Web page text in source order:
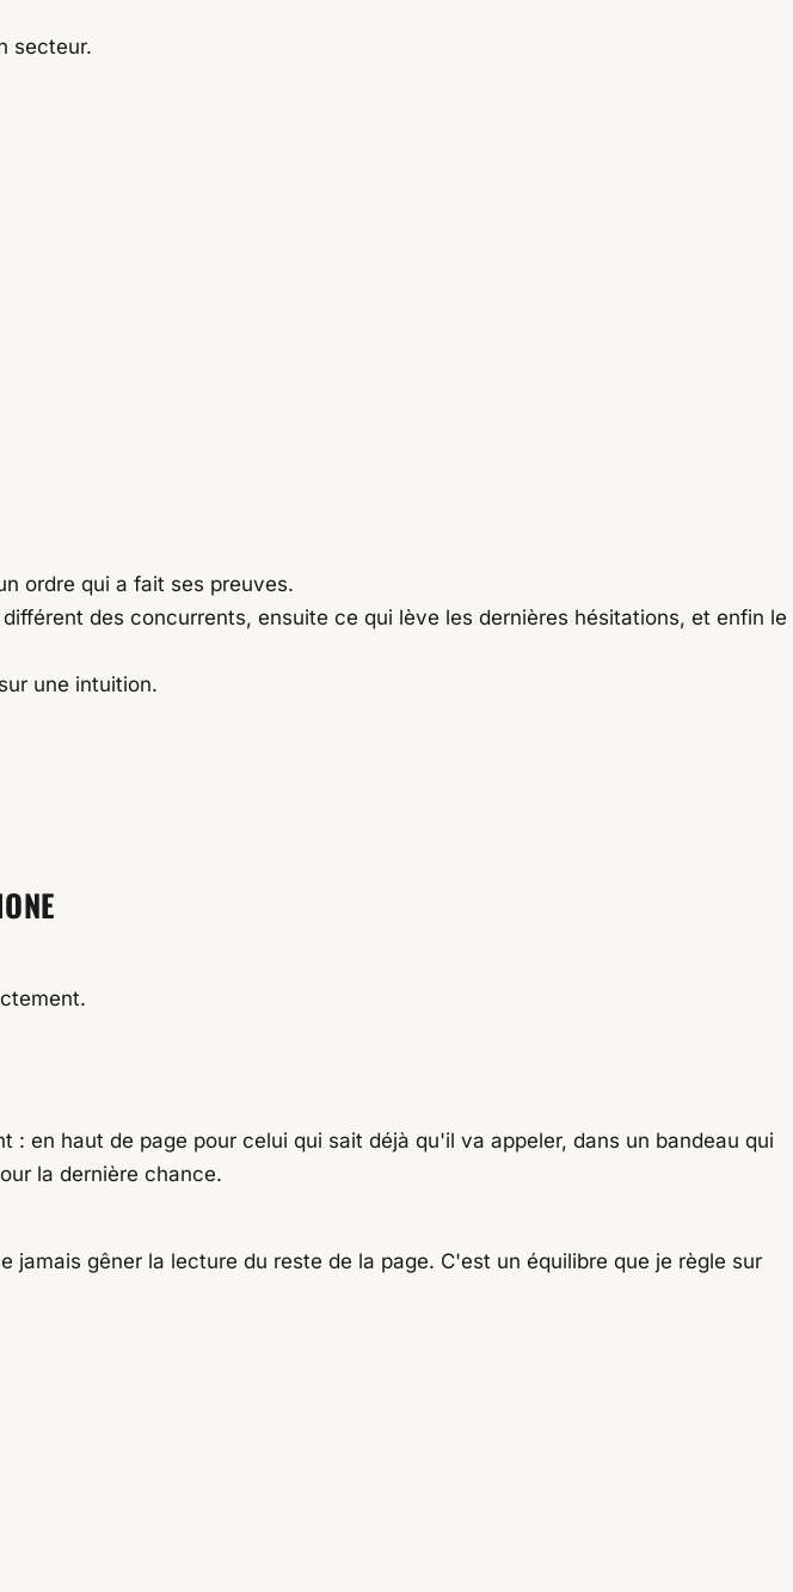
secteur.
ordre qui a fait ses preuves.
des concurrents, ensuite ce qui lève les dernières hésitations, et enfin le
une intuition.
en haut de page pour celui qui sait déjà qu'il va appeler, dans un bandeau qui
la dernière chance.
gêner la lecture du reste de la page. C'est un équilibre que je règle sur